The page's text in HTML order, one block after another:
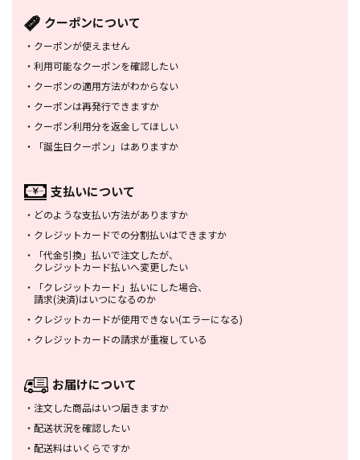
クーポンについて
・ クーポンが使えません
・ 利用可能なクーポンを確認したい
・ クーポンの適用方法がわからない
・ クーポンは再発行できますか
・ クーポン利用分を返金してほしい
・
「誕生日クーポン」はありますか
支払いについて
・ どのような支払い方法がありますか
・ クレジットカードでの分割払いはできますか
・
「代金引換」払いで注文したが、
クレジットカード払いへ変更したい
・
「クレジットカード」払いにした場合、
請求(決済)はいつになるのか
・ クレジットカードが使用できない(エラーになる)
・ クレジットカードの請求が重複している
お届けについて
・ 注文した商品はいつ届きますか
・ 配送状況を確認したい
・ 配送料はいくらですか